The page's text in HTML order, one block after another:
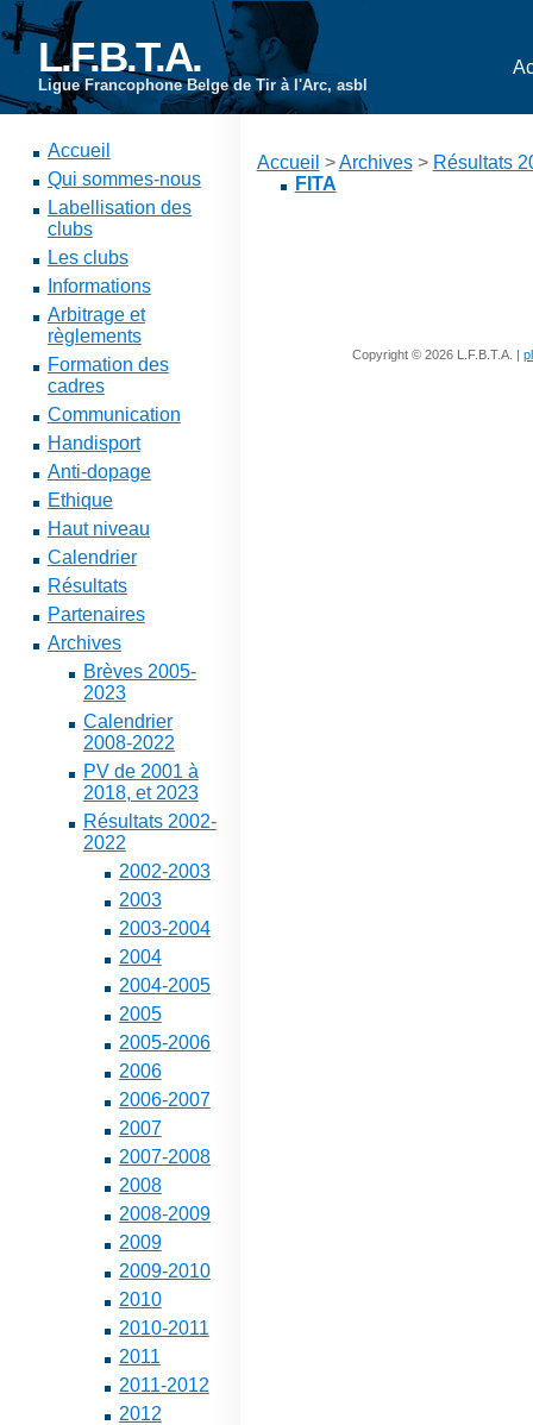
L.F.B.T.A.
Ligue Francophone Belge de Tir à l'Arc, asbl
Accueil
Qui sommes-nous
Labellisation des
clubs
Les clubs
Informations
Arbitrage et
règlements
Formation des
cadres
Communication
Handisport
Anti-dopage
Ethique
Haut niveau
Calendrier
Résultats
Partenaires
Archives
Brèves 2005-
2023
Calendrier
2008-2022
PV de 2001 à
2018, et 2023
Résultats 2002-
2022
2002-2003
2003
2003-2004
2004
2004-2005
2005
2005-2006
2006
2006-2007
2007
2007-2008
2008
2008-2009
2009
2009-2010
2010
2010-2011
2011
2011-2012
2012
Accueil >Archives> Résultats
FITA
Copyright © 2026 L.F.B.T.A. |